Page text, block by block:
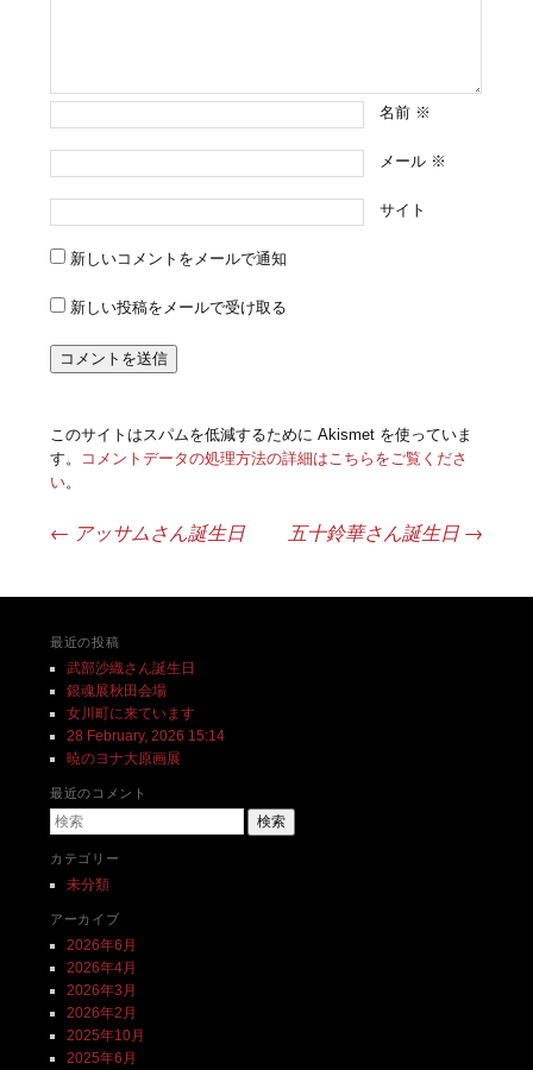
名前 ※
メール ※
サイト
新しいコメントをメールで通知
新しい投稿をメールで受け取る
このサイトはスパムを低減するために Akismet を使っていま
す。
コメントデータの処理方法の詳細はこちらをご覧くださ
い。
投稿ナビゲーション
← アッサムさん誕生日 五十鈴華さん誕生日 →
最近の投稿
武部沙織さん誕生日
銀魂展秋田会場
女川町に来ています
28 February, 2026 15:14
暁のヨナ大原画展
最近のコメント
検索
カテゴリー
未分類
アーカイブ
2026年6月
2026年4月
2026年3月
2026年2月
2025年10月
2025年6月